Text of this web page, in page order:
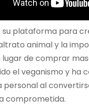
su plataforma para
animal y la
de comprar
el veganismo y ha
personal al
comprometida.